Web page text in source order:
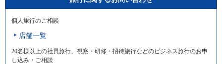
個人旅行のご相談
店舗一覧
20名様以上の社員旅行、視察・研修・招待旅行などのビジネス旅行のお申
し込み・ご相談